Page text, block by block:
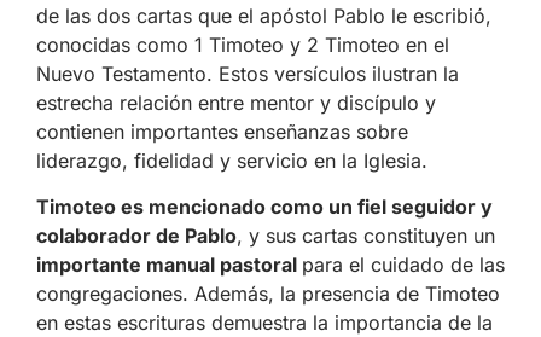
de las dos cartas que el apóstol Pablo le escribió,
conocidas como 1 Timoteo y 2 Timoteo en el
Nuevo Testamento. Estos versículos ilustran la
estrecha relación entre mentor y discípulo y
contienen importantes enseñanzas sobre
liderazgo, fidelidad y servicio en la Iglesia.
Timoteo es mencionado como un fiel seguidor y
colaborador de Pablo, y sus cartas constituyen un
importante manual pastoral para el cuidado de las
congregaciones. Además, la presencia de Timoteo
en estas escrituras demuestra la importancia de la